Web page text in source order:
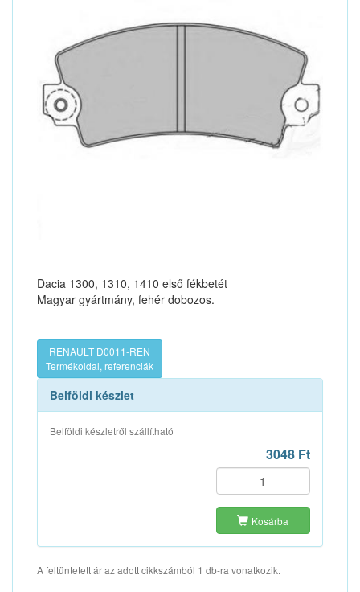
Dacia 1300, 1310, 1410 első fékbetét
Magyar gyártmány, fehér dobozos.
RENAULT D0011-REN
Termékoldal, referenciák
Belföldi készlet
Belföldi készletről szállítható
3048 Ft
Kosárba
A feltüntetett ár az adott cikkszámból 1 db-ra vonatkozik.